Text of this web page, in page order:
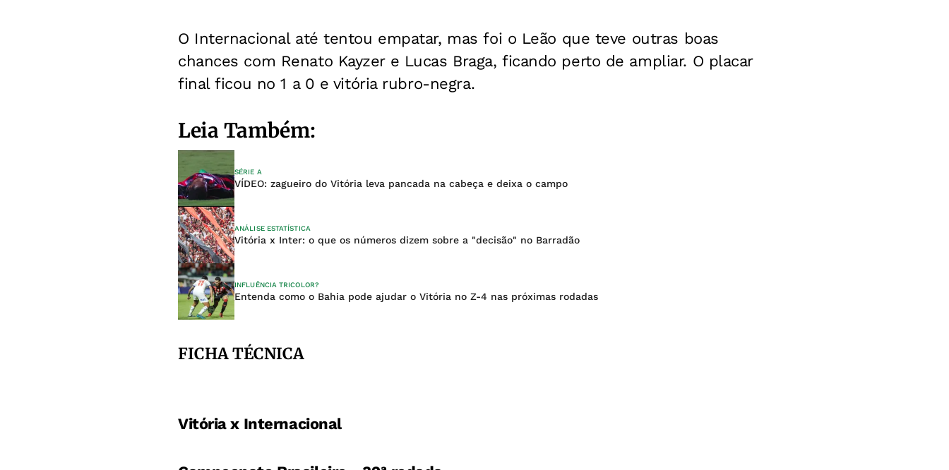
O Internacional até tentou empatar, mas foi o Leão que teve outras boas
chances com Renato Kayzer e Lucas Braga, ficando perto de ampliar. O placar
final ficou no 1 a 0 e vitória rubro-negra.
Leia Também:
SÉRIE A
VÍDEO: zagueiro do Vitória leva pancada na cabeça e deixa o campo
ANÁLISE ESTATÍSTICA
Vitória x Inter: o que os números dizem sobre a "decisão" no Barradão
INFLUÊNCIA TRICOLOR?
Entenda como o Bahia pode ajudar o Vitória no Z-4 nas próximas rodadas
FICHA TÉCNICA
Vitória x Internacional